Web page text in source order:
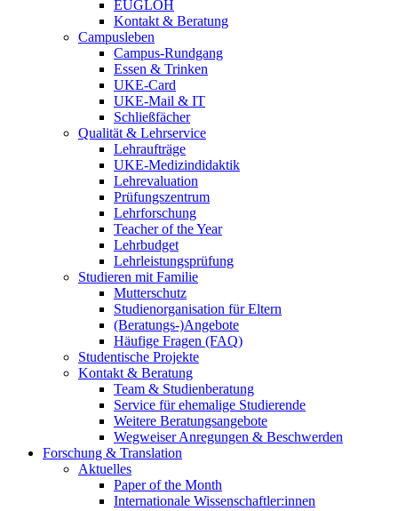
EUGLOH
Kontakt & Beratung
Campusleben
Campus-Rundgang
Essen & Trinken
UKE-Card
UKE-Mail & IT
Schließfächer
Qualität & Lehrservice
Lehraufträge
UKE-Medizindidaktik
Lehrevaluation
Prüfungszentrum
Lehrforschung
Teacher of the Year
Lehrbudget
Lehrleistungsprüfung
Studieren mit Familie
Mutterschutz
Studienorganisation für Eltern
(Beratungs-)Angebote
Häufige Fragen (FAQ)
Studentische Projekte
Kontakt & Beratung
Team & Studienberatung
Service für ehemalige Studierende
Weitere Beratungsangebote
Wegweiser Anregungen & Beschwerden
Forschung & Translation
Aktuelles
Paper of the Month
Internationale Wissenschaftler:innen